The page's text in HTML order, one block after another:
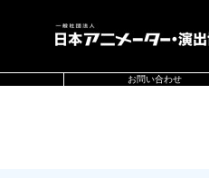
お問い合わせ